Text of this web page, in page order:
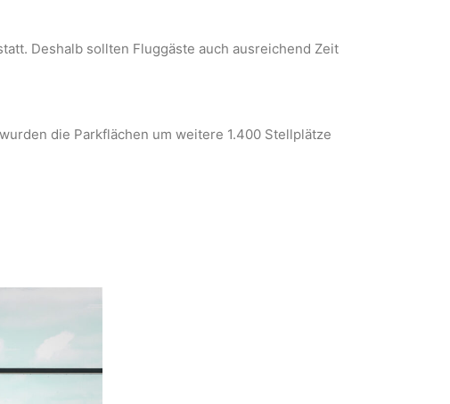
Deshalb sollten Fluggäste auch ausreichend Zeit
die Parkflächen um weitere 1.400 Stellplätze